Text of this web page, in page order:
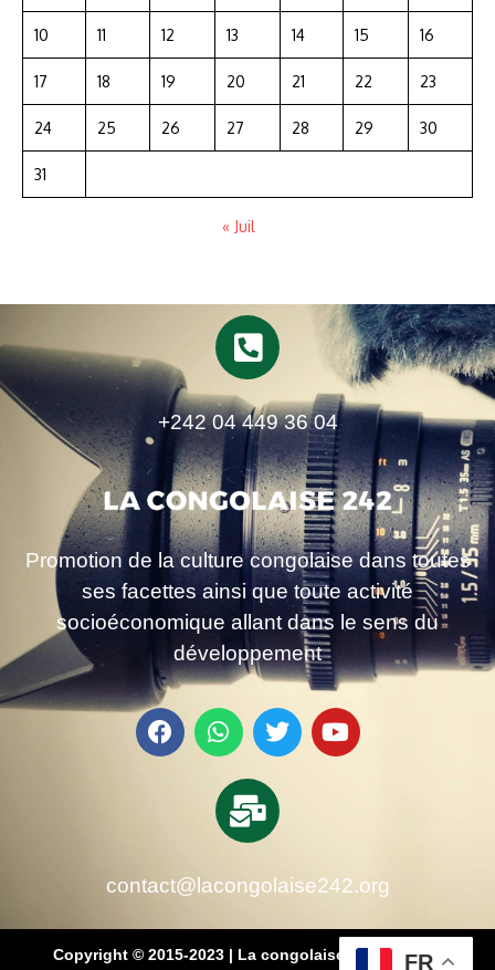
10 11 12 13 14 15 16
17 18 19 20 21 22 23
24 25 26 27 28 29 30
31
« Juil
+242 04 449 36 04
Promotion de la culture congolaise dans toutes
ses facettes ainsi que toute activité
socioéconomique allant dans le sens du
développement
contact@lacongolaise242.org
Copyright © 2015-2023 | La congolaise 242 – média
FR